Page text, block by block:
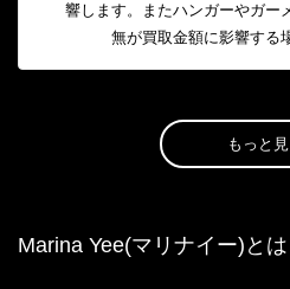
響します。またハンガーやガー
無が買取金額に影響する
もっと
Marina Yee(マリナイー)とは